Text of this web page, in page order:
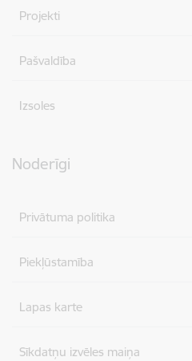
Projekti
Pašvaldība
Izsoles
Noderīgi
Privātuma politika
Piekļūstamība
Lapas karte
Sīkdatņu izvēles maiņa